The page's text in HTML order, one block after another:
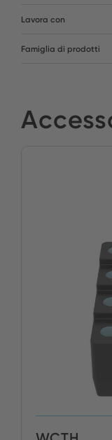
Lavora con
Famiglia di prodotti